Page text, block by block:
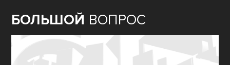
БОЛЬШОЙ ВОПРОС